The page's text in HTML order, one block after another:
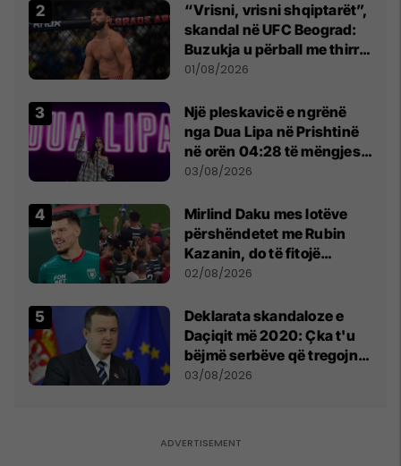
“Vrisni, vrisni shqiptarët”,
skandal në UFC Beograd:
Buzukja u përball me thirrje
anti-shqiptare nga
01/08/2026
Një pleskavicë e ngrënë
nga Dua Lipa në Prishtinë
në orën 04:28 të mëngjesit
- dhe bota digjitale serbe
03/08/2026
Mirlind Daku mes lotëve
përshëndetet me Rubin
Kazanin, do të fitojë
miliona te Spartak Moska
02/08/2026
​Deklarata skandaloze e
Daçiqit më 2020: Çka t'u
bëjmë serbëve që tregojnë
ku janë varrosur shqiptarët
03/08/2026